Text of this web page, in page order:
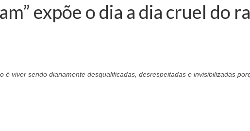
expõe o dia a dia cruel do
viver sendo diariamente desqualificadas, desrespeitadas e invisibilizadas